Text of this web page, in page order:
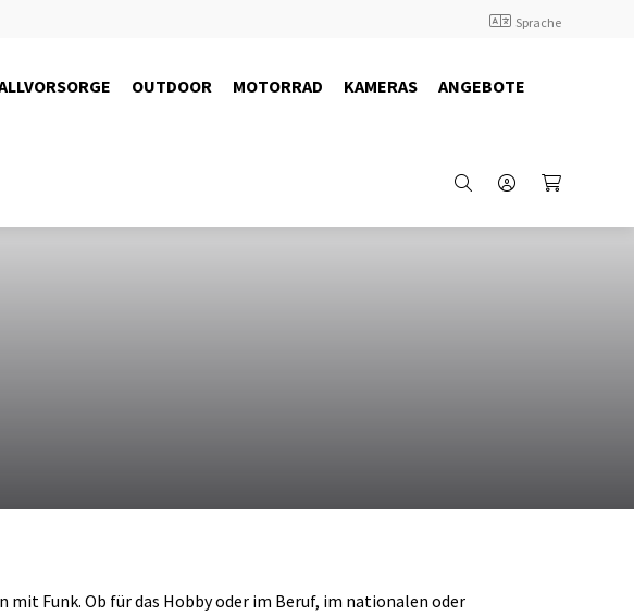
Sprache
OUTDOOR MOTORRAD KAMERAS ANGEBOTE
Funk. Ob für das Hobby oder im Beruf, im nationalen oder